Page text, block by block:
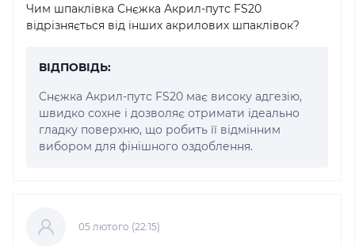
Чим шпаклівка Снєжка Акрил-путс FS20
відрізняється від інших акрилових шпаклівок?
ВІДПОВІДЬ:
Снєжка Акрил-путс FS20 має високу адгезію,
швидко сохне і дозволяє отримати ідеально
гладку поверхню, що робить її відмінним
вибором для фінішного оздоблення.
05 лютого (22:15)